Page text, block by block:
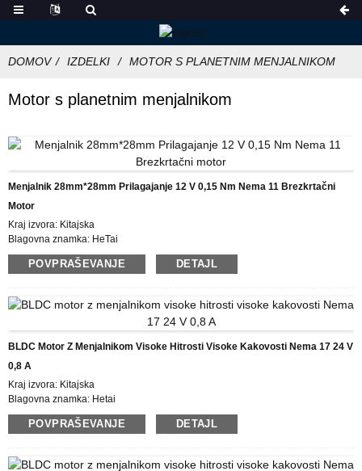
DOMOV IZDELKI MOTOR S PLANETNIM MENJALNIKOM
Motor s planetnim menjalnikom
Menjalnik 28mm*28mm Prilagajanje 12 V 0,15 Nm Nema 11 Brezkrtačni
Motor
Kraj izvora: Kitajska
Blagovna znamka: HeTai
Certificiranje: CE ROHS ISO
Številka modela: 28BL01AG14
Cena: USD
Podrobnosti pakiranja: škatla z notranjo škatlo iz pene, paleta
Plačilni pogoji: L/C, D/P, T/T, Western Union, MoneyGram
POVPRAŠEVANJE DETAJL
BLDC Motor Z Menjalnikom Visoke Hitrosti Visoke Kakovosti Nema 17 24 V
0,8 A
Kraj izvora: Kitajska
Blagovna znamka: Hetai
Certificiranje: CE ROHS ISO
Številka modela: 42BLF01-027AG16
Cena: USD
POVPRAŠEVANJE DETAJL